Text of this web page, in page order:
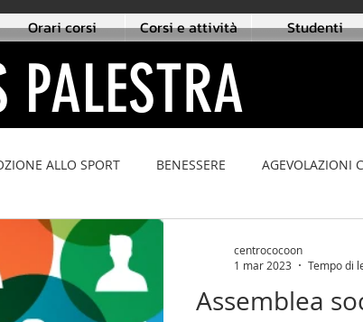
Orari corsi Corsi e attività Studenti
PALESTRA
ALLO SPORT BENESSERE AGEVOLAZIONI
IN EVIDENZA
Assemblea
centrococoon
1 mar 2023
Tempo di